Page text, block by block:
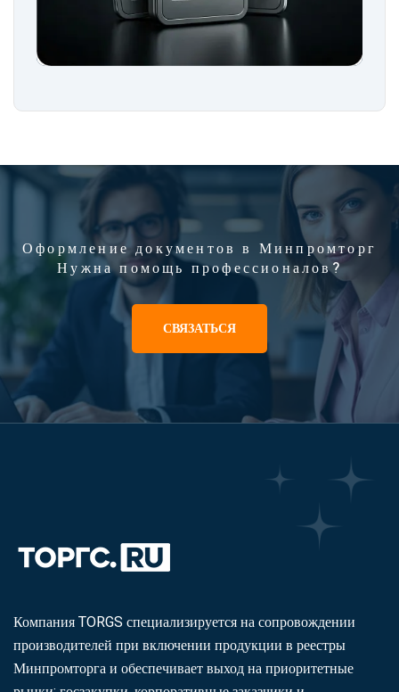
Оформление документов в Минпромторг
Нужна помощь профессионалов?
СВЯЗАТЬСЯ
Компания TORGS специализируется на сопровождении
производителей при включении продукции в реестры
Минпромторга и обеспечивает выход на приоритетные